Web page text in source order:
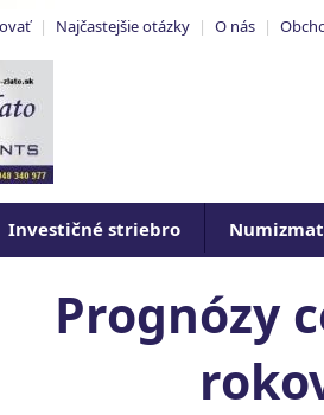
| Najčastejšie otázky | O nás |
Investičné striebro
Prognózy